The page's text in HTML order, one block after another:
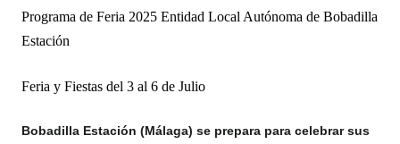
Programa de Feria 2025 Entidad Local Autónoma de Bobadilla
Estación
Feria y Fiestas del 3 al 6 de Julio
Bobadilla Estación (Málaga) se prepara para celebrar sus